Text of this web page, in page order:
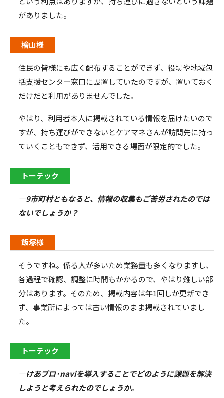
がありました。
檜山様
住民の皆様にも広く配布することができず、役場や地域包
括支援センター窓口に設置していたのですが、置いておく
だけだと利用がありませんでした。
やはり、利用者本人に掲載されている情報を届けたいので
すが、持ち運びができないとケアマネさんが訪問先に持っ
ていくこともできず、活用できる場面が限定的でした。
トーテック
―9市町村ともなると、情報の収集もご苦労されたのでは
ないでしょうか？
飯塚様
そうですね。係る人が多いため業務量も多くなりますし、
各過程で確認、調整に時間もかかるので、やはり難しい部
分はあります。そのため、掲載内容は年1回しか更新でき
ず、事業所によっては古い情報のまま掲載されていまし
た。
トーテック
―けあプロ･naviを導入することでどのように課題を解決
しようと考えられたのでしょうか。